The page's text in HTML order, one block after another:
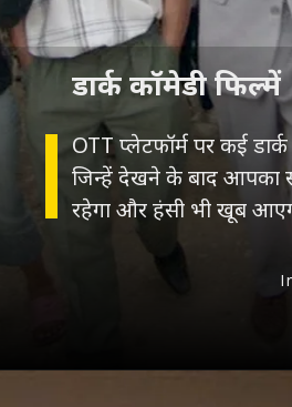
OTT प्लेटफॉर्म पर कई
जिन्हें देखने के बाद आपका
रहेगा और हंसी भी खूब
डार्क कॉमेडी फिल्में